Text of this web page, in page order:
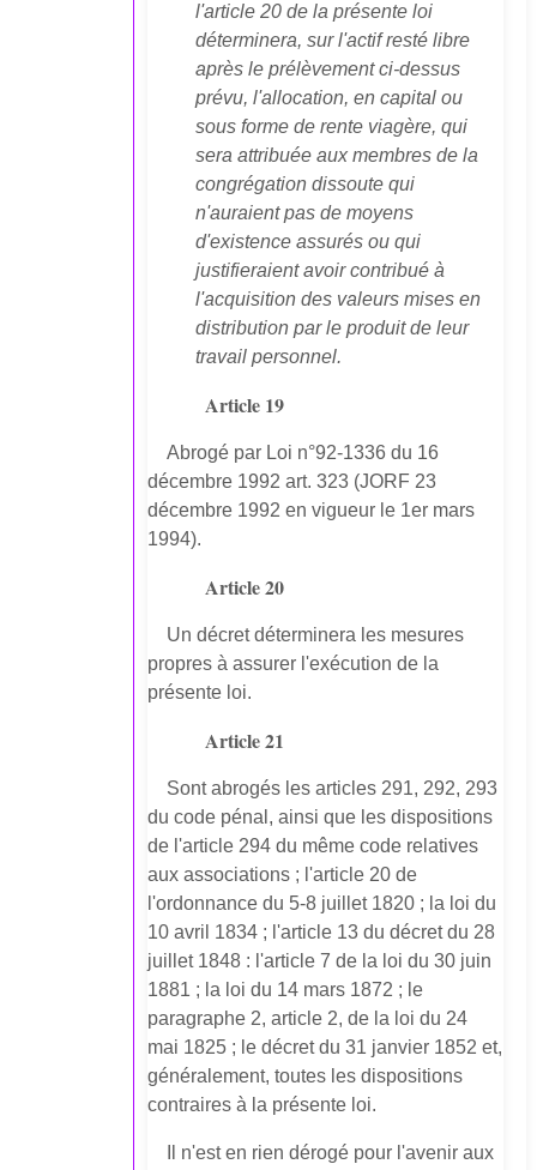
l'article 20 de la présente loi
déterminera, sur l'actif resté libre
après le prélèvement ci-dessus
prévu, l'allocation, en capital ou
sous forme de rente viagère, qui
sera attribuée aux membres de la
congrégation dissoute qui
n'auraient pas de moyens
d'existence assurés ou qui
justifieraient avoir contribué à
l'acquisition des valeurs mises en
distribution par le produit de leur
travail personnel.
Article 19
Abrogé par Loi n°92-1336 du 16
décembre 1992 art. 323 (JORF 23
décembre 1992 en vigueur le 1er mars
1994).
Article 20
Un décret déterminera les mesures
propres à assurer l'exécution de la
présente loi.
Article 21
Sont abrogés les articles 291, 292, 293
du code pénal, ainsi que les dispositions
de l'article 294 du même code relatives
aux associations ; l'article 20 de
l'ordonnance du 5-8 juillet 1820 ; la loi du
10 avril 1834 ; l'article 13 du décret du 28
juillet 1848 : l'article 7 de la loi du 30 juin
1881 ; la loi du 14 mars 1872 ; le
paragraphe 2, article 2, de la loi du 24
mai 1825 ; le décret du 31 janvier 1852 et,
généralement, toutes les dispositions
contraires à la présente loi.
Il n'est en rien dérogé pour l'avenir aux